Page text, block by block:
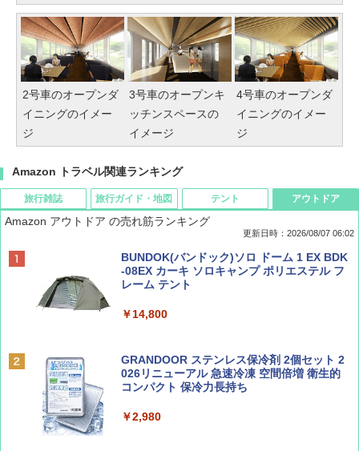
2号車のオープンダ
イニングのイメー
ジ
3号車のオープンキ
ッチンスペースの
イメージ
4号車のオープンダ
イニングのイメー
ジ
Amazon トラベル関連ランキング
旅行雑誌
ディズニーファン ２０２６年 ９月号 [雑
誌] (ＤＩＳＮＥＹ ＦＡＮ)
BE-PAL(ビ-パル) 2026年 9 月号【特別付録:
SOTO ミニマル"旅"財布 ランダム2種】
旅行ガイド・地図
D40 地球の歩き方 チェンマイ タイ北部の魅
力的な町 2026～2027 地球の歩き方D アジア
A09 地球の歩き方 イタリア 2026～2027 地
球の歩き方A ヨーロッパ
テント
[キャンパーズコレクション 山善] ポップアッ
プテント 傘みたいに広げて畳める パッとサ
ッとサンシェード キューブ フルクローズ メ
&ハイキング カーキ PATC-150(KH)
PYKES PEAK (パイクスピーク) 着替えテン
人用 折りたたみ 防災グッズ 災害用トイレ ビ
アウトドア
Amazon アウトドア の売れ筋ランキング
更新日時：2026/08/07 06:02
BUNDOK(バンドック)ソロ ドーム 1 EX BDK
-08EX カーキ ソロキャンプ ポリエステル フ
レーム テント
￥14,800
GRANDOOR ステンレス保冷剤 2個セット 2
026リニューアル 急速冷凍 空間倍増 衛生的
コンパクト 保冷力長持ち
￥2,980